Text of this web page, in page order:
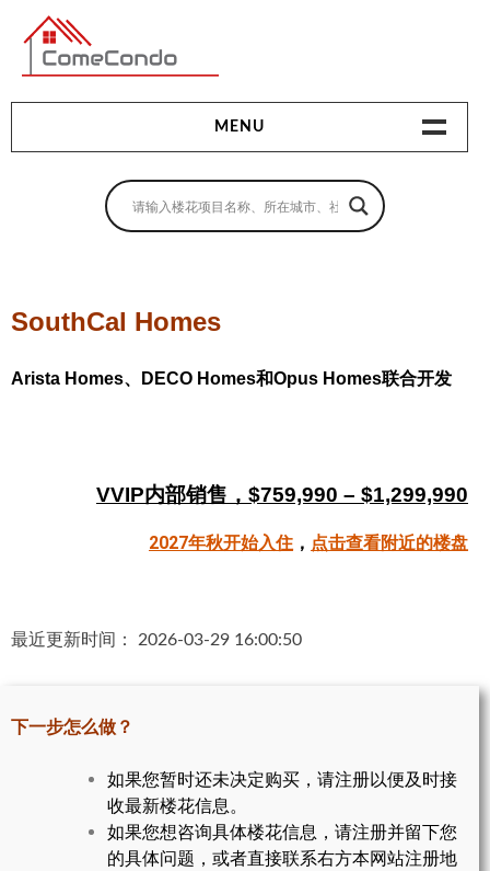
多伦多最新最全的楼花搜索引擎
MENU
地产相关
卖房指南
贷款指南
楼花大全
楼花地图
楼花转让专区
多伦多市中心楼花项目
怡陶碧谷社区介绍
SouthCal Homes
Arista Homes、DECO Homes和Opus Homes联合开发
VVIP内部销售，$759,990 – $1,299,990
2027年秋开始入住 ， 点击查看附近的楼盘
最近更新时间： 2026-03-29 16:00:50
下一步怎么做？
如果您暂时还未决定购买，请注册以便及时接
收最新楼花信息。
如果您想咨询具体楼花信息，请注册并留下您
的具体问题，或者直接联系右方本网站注册地